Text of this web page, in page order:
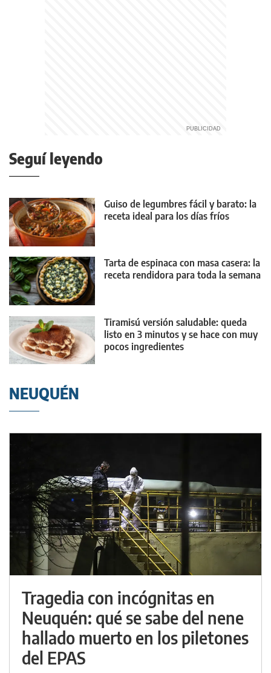
Seguí leyendo
Guiso de legumbres fácil y barato: la
receta ideal para los días fríos
Tarta de espinaca con masa casera: la
receta rendidora para toda la semana
Tiramisú versión saludable: queda
listo en 3 minutos y se hace con muy
pocos ingredientes
NEUQUÉN
Tragedia con incógnitas en
Neuquén: qué se sabe del nene
hallado muerto en los piletones
del EPAS